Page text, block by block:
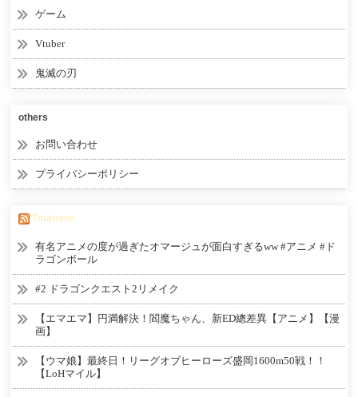
ゲーム
Vtuber
鬼滅の刃
others
お問い合わせ
プライバシーポリシー
Tmatome
有名アニメの度が過ぎたオマージュが面白すぎるww #アニメ #ド
ラゴンボール
#2 ドラゴンクエスト2リメイク
【エマエマ】円満解決！閻魔ちゃん、新ED總差異【アニメ】【漫
画】
【ウマ娘】最終日！リーグオブヒーローズ盛岡1600m50戦！！
【LoHマイル】